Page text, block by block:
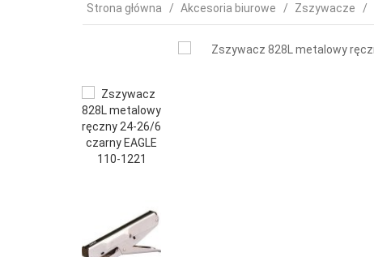
Strona główna Akcesoria biurowe Zszywacze